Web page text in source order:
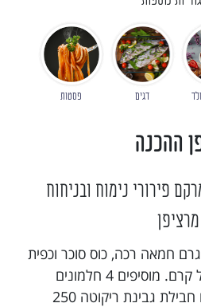
דגים פסטות
ההכנה
פירורי נימוח ובניחוח
מרציפן
מערבבים במיקסר 200 גרם חמאה רכה, כוס סוכר וכפית
תמצית וניל עד שמתקבל קרם. מוסיפים 4 חלמונים
ומקציפים קלות. מוסיפים חבילת גבינת ריקוטה 250